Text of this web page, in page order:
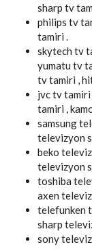
sharp tv
philips tv
tamiri .
skytech tv
yumatu tv
tv tamiri ,
jvc tv
tamiri ,
samsung
televizyon
beko
televizyon
toshiba
axen
telefunken
sharp
sony